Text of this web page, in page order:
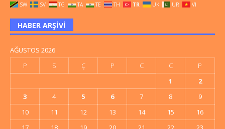
SW
SV TG TA TE TH TR UK UR VI
HABER ARŞIVI
AĞUSTOS 2026
P
S Ç P C C
P
1
2
3
4 5 6 7 8
9
10
11 12 13 14 15
16